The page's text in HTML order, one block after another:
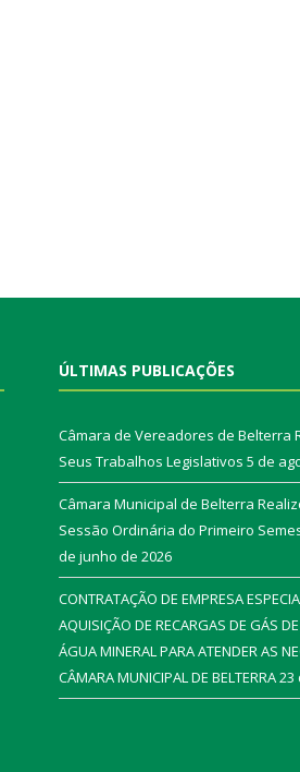
ÚLTIMAS PUBLICAÇÕES
Câmara de Vereadores de Belterra
Seus Trabalhos Legislativos 5 de
Câmara Municipal de Belterra
Sessão Ordinária do Primeiro
de junho de 2026
CONTRATAÇÃO DE EMPRESA
AQUISIÇÃO DE RECARGAS DE GÁS
ÁGUA MINERAL PARA ATENDER AS
CÂMARA MUNICIPAL DE BELTERRA23